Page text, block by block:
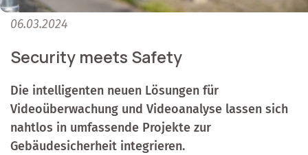
06.03.2024
Security meets Safety
Die intelligenten neuen Lösungen für
Videoüberwachung und Videoanalyse lassen sich
nahtlos in umfassende Projekte zur
Gebäudesicherheit integrieren.